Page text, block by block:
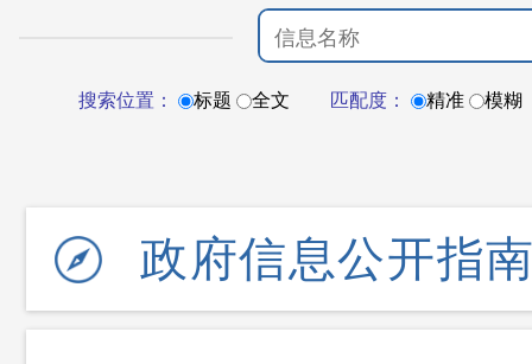
搜索位置： 标题 全文 匹配度： 精准 模糊
政府信息公开指